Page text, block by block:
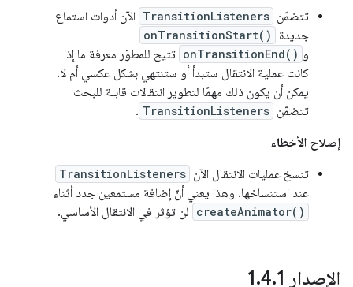
تتضمّن TransitionListeners الآن أدوات استماع
جديدة
onTransitionStart()
و onTransitionEnd() تتيح للمطوّر معرفة ما إذا
كانت عملية الانتقال ستبدأ أو ستنتهي بشكل عكسي أم لا.
يمكن أن يكون ذلك مهمًا لتطوير انتقالات قابلة للبحث
تتضمّن TransitionListeners
.
إصلاح الأخطاء
تنسخ عمليات الانتقال الآن TransitionListeners
عند استنساخها. وهذا يعني أنّ إضافة مستمعين جدد أثناء
createAnimator() لن تؤثر في الانتقال الأساسي.
الإصدار 1 .4.1